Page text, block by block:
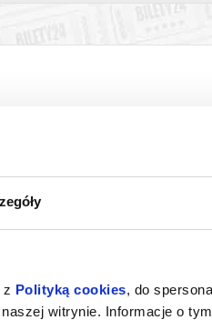
z Polityką cookies, do
witrynie. Informacje o
Słupca